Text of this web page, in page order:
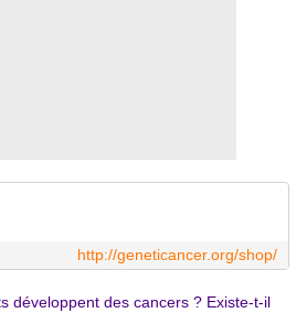
http://geneticancer.org/shop/
développent des cancers ? Existe-t-il